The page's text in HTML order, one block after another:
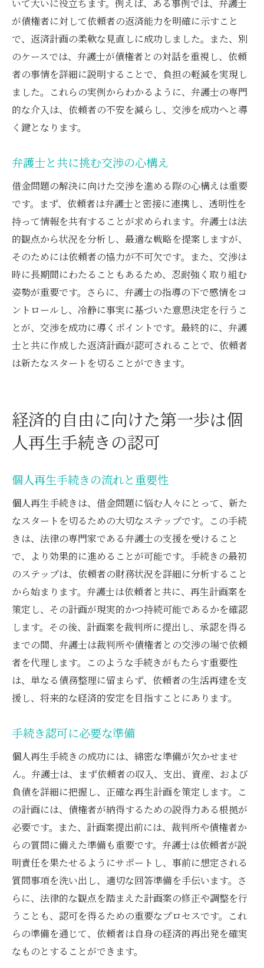
いて大いに役立ちます。例えば、ある事例では、弁護士
が債権者に対して依頼者の返済能力を明確に示すこと
で、返済計画の柔軟な見直しに成功しました。また、別
のケースでは、弁護士が債権者との対話を重視し、依頼
者の事情を詳細に説明することで、負担の軽減を実現し
ました。これらの実例からわかるように、弁護士の専門
的な介入は、依頼者の不安を減らし、交渉を成功へと導
く鍵となります。
弁護士と共に挑む交渉の心構え
借金問題の解決に向けた交渉を進める際の心構えは重要
です。まず、依頼者は弁護士と密接に連携し、透明性を
持って情報を共有することが求められます。弁護士は法
的観点から状況を分析し、最適な戦略を提案しますが、
そのためには依頼者の協力が不可欠です。また、交渉は
時に長期間にわたることもあるため、忍耐強く取り組む
姿勢が重要です。さらに、弁護士の指導の下で感情をコ
ントロールし、冷静に事実に基づいた意思決定を行うこ
とが、交渉を成功に導くポイントです。最終的に、弁護
士と共に作成した返済計画が認可されることで、依頼者
は新たなスタートを切ることができます。
経済的自由に向けた第一歩は個
人再生手続きの認可
個人再生手続きの流れと重要性
個人再生手続きは、借金問題に悩む人々にとって、新た
なスタートを切るための大切なステップです。この手続
きは、法律の専門家である弁護士の支援を受けること
で、より効果的に進めることが可能です。手続きの最初
のステップは、依頼者の財務状況を詳細に分析すること
から始まります。弁護士は依頼者と共に、再生計画案を
策定し、その計画が現実的かつ持続可能であるかを確認
します。その後、計画案を裁判所に提出し、承認を得る
までの間、弁護士は裁判所や債権者との交渉の場で依頼
者を代理します。このような手続きがもたらす重要性
は、単なる債務整理に留まらず、依頼者の生活再建を支
援し、将来的な経済的安定を目指すことにあります。
手続き認可に必要な準備
個人再生手続きの成功には、綿密な準備が欠かせませ
ん。弁護士は、まず依頼者の収入、支出、資産、および
負債を詳細に把握し、正確な再生計画を策定します。こ
の計画には、債権者が納得するための説得力ある根拠が
必要です。また、計画案提出前には、裁判所や債権者か
らの質問に備えた準備も重要です。弁護士は依頼者が説
明責任を果たせるようにサポートし、事前に想定される
質問事項を洗い出し、適切な回答準備を手伝います。さ
らに、法律的な観点を踏まえた計画案の修正や調整を行
うことも、認可を得るための重要なプロセスです。これ
らの準備を通じて、依頼者は自身の経済的再出発を確実
なものとすることができます。